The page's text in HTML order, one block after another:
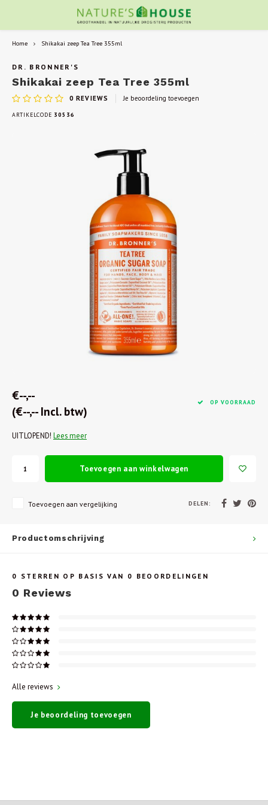
Home Shikakai zeep Tea Tree 355ml
DR. BRONNER'S
Shikakai zeep Tea Tree 355ml
0 REVIEWS Je beoordeling toevoegen
ARTIKELCODE 30536
€--,--
(€--,-- Incl. btw)
OP VOORRAAD
UITLOPEND! Lees meer
Toevoegen aan winkelwagen
Toevoegen aan vergelijking DELEN:
Productomschrijving
0 STERREN OP BASIS VAN 0 BEOORDELINGEN
0 Reviews
Alle reviews
Je beoordeling toevoegen